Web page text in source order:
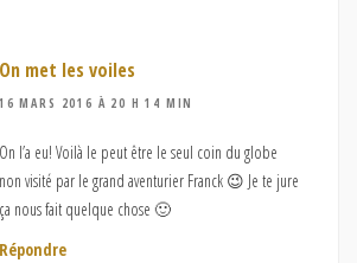
On met les voiles
16 MARS 2016 À 20 H 14 MIN
On l’a eu! Voilà le peut être le seul coin du globe
non visité par le grand aventurier Franck 😉 Je te jure
ça nous fait quelque chose 🙂
Répondre